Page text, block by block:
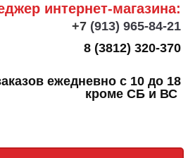
интернет-магазина:
+7 (913) 965-84-21
8 (3812) 320-370
ежедневно с 10 до 18
кроме СБ и ВС